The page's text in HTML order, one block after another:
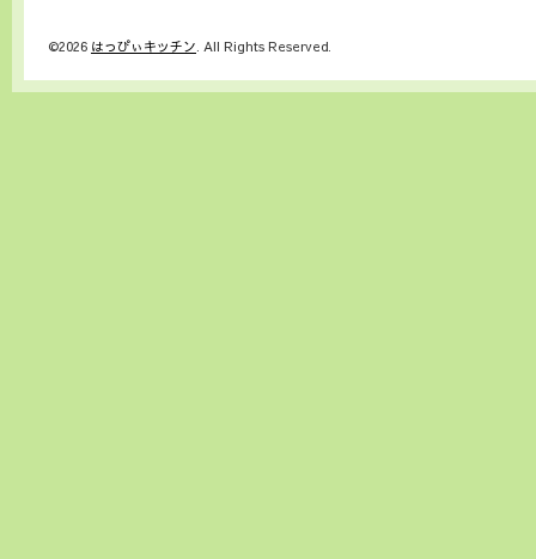
©2026 はっぴぃキッチン. All Rights Reserved.